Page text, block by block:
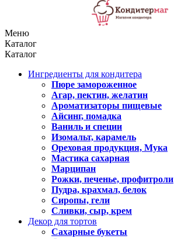
Меню
Каталог
Каталог
Ингредиенты для кондитера
Пюре замороженное
Агар, пектин, желатин
Ароматизаторы пищевые
Айсинг, помадка
Ваниль и специи
Изомальт, карамель
Ореховая продукция, Мука
Мастика сахарная
Марципан
Рожки, печенье, профитроли
Пудра, крахмал, белок
Сиропы, гели
Сливки, сыр, крем
Декор для тортов
Сахарные букеты